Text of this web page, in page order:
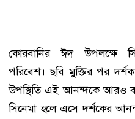
কোরবানির ঈদ উপলক্ষে
পরিবেশ। ছবি মুক্তির পর দর্শক
উপস্থিতি এই আনন্দকে আরও
সিনেমা হলে এসে দর্শকের